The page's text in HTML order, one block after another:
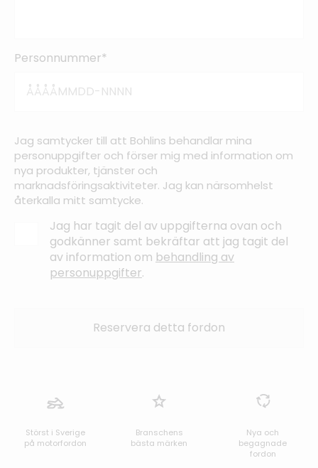
Personnummer*
Jag samtycker till att Bohlins behandlar mina
personuppgifter och förser mig med information om
nya produkter, tjänster och
marknadsföringsaktiviteter. Jag kan närsomhelst
återkalla mitt samtycke.
Jag har tagit del av uppgifterna ovan och
godkänner samt bekräftar att jag tagit del
av information om behandling av
personuppgifter.
Störst i Sverige
på motorfordon
Branschens
bästa märken
Nya och
begagnade
fordon